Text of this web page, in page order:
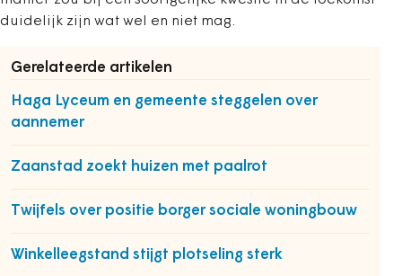
duidelijk zijn wat wel en niet mag.
Gerelateerde artikelen
Haga Lyceum en gemeente steggelen over
aannemer
Zaanstad zoekt huizen met paalrot
Twijfels over positie borger sociale woningbouw
Winkelleegstand stijgt plotseling sterk